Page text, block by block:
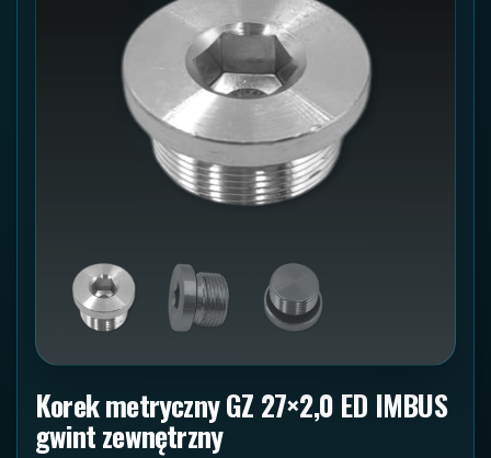
Korek metryczny GZ 27×2,0 ED IMBUS
gwint zewnętrzny